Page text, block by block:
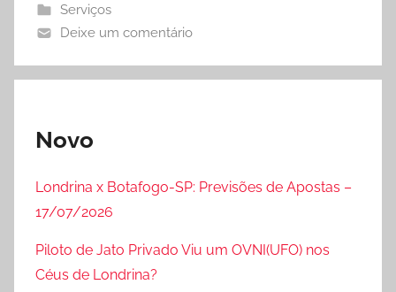
Serviços
Deixe um comentário
Novo
Londrina x Botafogo-SP: Previsões de Apostas –
17/07/2026
Piloto de Jato Privado Viu um OVNI(UFO) nos
Céus de Londrina?